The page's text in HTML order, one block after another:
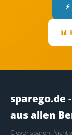
📊
sparego.de
aus allen
Clever sparen. Nicht